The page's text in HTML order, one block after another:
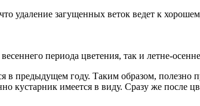
удаление загущенных веток ведет к
периода цветения, так и летне-
в предыдущем году. Таким образом, полезно
имеется в виду. Сразу же после